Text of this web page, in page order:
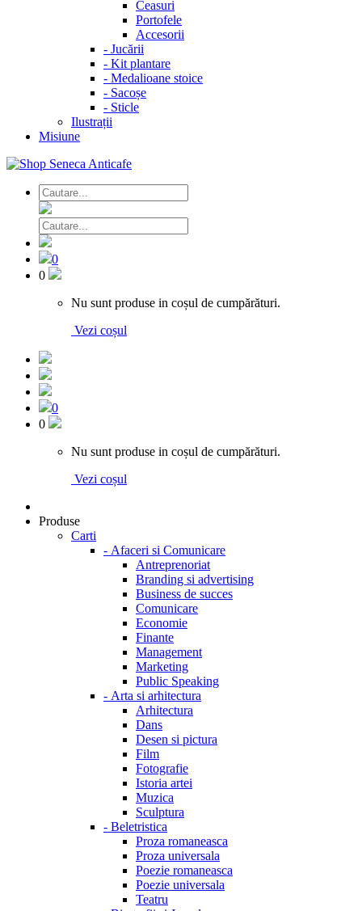
Ceasuri
Portofele
Accesorii
- Jucării
- Kit plantare
- Medalioane stoice
- Sacoșe
- Sticle
Ilustrații
Misiune
0
0
Nu sunt produse in coșul de cumpărături.
Vezi coșul
0
0
Nu sunt produse in coșul de cumpărături.
Vezi coșul
Produse
Carti
- Afaceri si Comunicare
Antreprenoriat
Branding si advertising
Business de succes
Comunicare
Economie
Finante
Management
Marketing
Public Speaking
- Arta si arhitectura
Arhitectura
Dans
Desen si pictura
Film
Fotografie
Istoria artei
Muzica
Sculptura
- Beletristica
Proza romaneasca
Proza universala
Poezie romaneasca
Poezie universala
Teatru